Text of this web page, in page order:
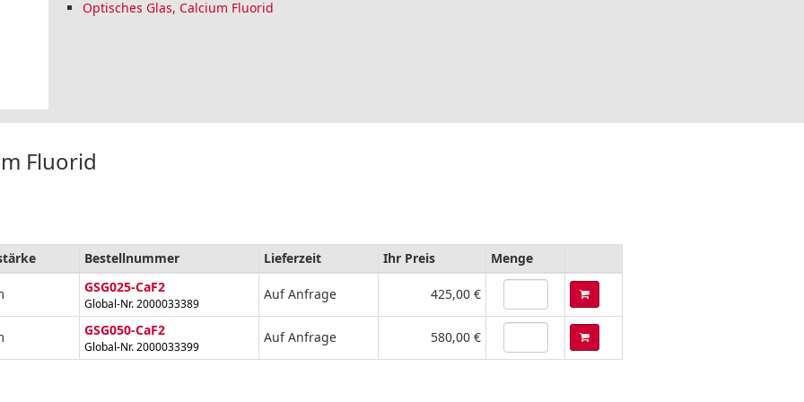
Optisches Glas, Calcium Fluorid
Fluorid
Bestellnummer Lieferzeit Ihr Preis Menge
GSG025-CaF2
Global-Nr. 2000033389
Auf Anfrage 425,00 €
GSG050-CaF2
Global-Nr. 2000033399
Auf Anfrage 580,00 €